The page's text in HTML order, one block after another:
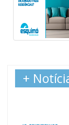
+